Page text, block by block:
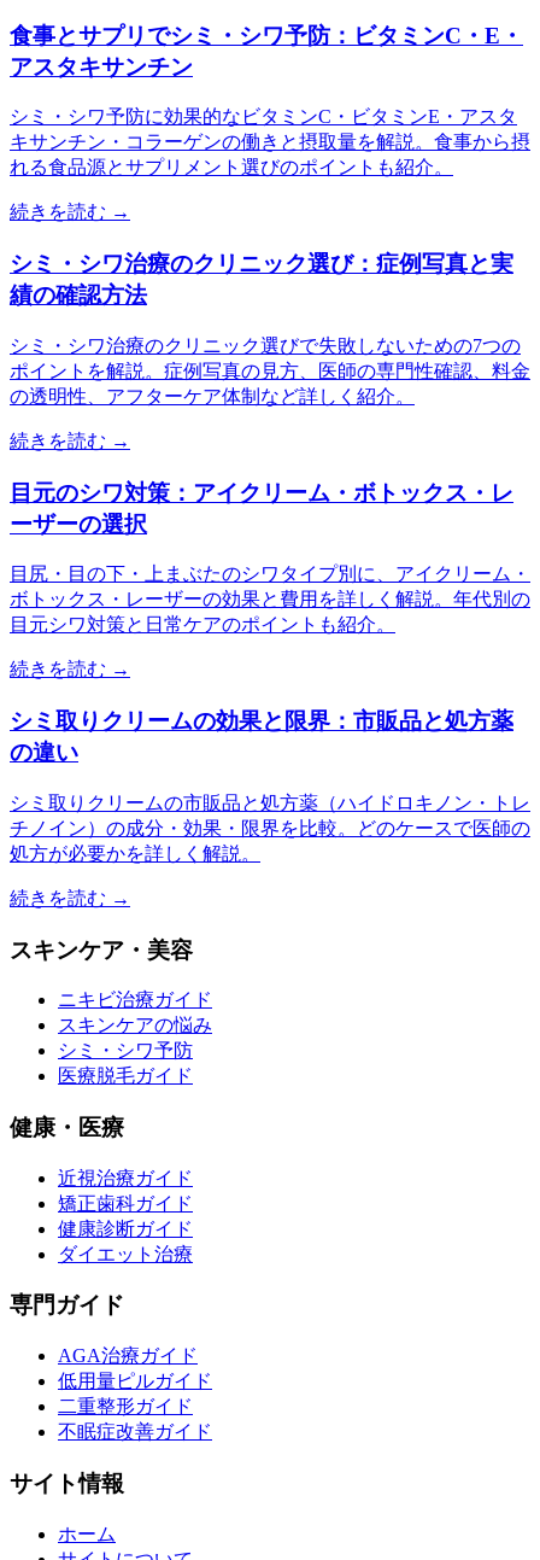
食事とサプリでシミ・シワ予防：ビタミンC・E・
アスタキサンチン
シミ・シワ予防に効果的なビタミンC・ビタミンE・アスタ
キサンチン・コラーゲンの働きと摂取量を解説。食事から摂
れる食品源とサプリメント選びのポイントも紹介。
続きを読む →
シミ・シワ治療のクリニック選び：症例写真と実
績の確認方法
シミ・シワ治療のクリニック選びで失敗しないための7つの
ポイントを解説。症例写真の見方、医師の専門性確認、料金
の透明性、アフターケア体制など詳しく紹介。
続きを読む →
目元のシワ対策：アイクリーム・ボトックス・レ
ーザーの選択
目尻・目の下・上まぶたのシワタイプ別に、アイクリーム・
ボトックス・レーザーの効果と費用を詳しく解説。年代別の
目元シワ対策と日常ケアのポイントも紹介。
続きを読む →
シミ取りクリームの効果と限界：市販品と処方薬
の違い
シミ取りクリームの市販品と処方薬（ハイドロキノン・トレ
チノイン）の成分・効果・限界を比較。どのケースで医師の
処方が必要かを詳しく解説。
続きを読む →
スキンケア・美容
ニキビ治療ガイド
スキンケアの悩み
シミ・シワ予防
医療脱毛ガイド
健康・医療
近視治療ガイド
矯正歯科ガイド
健康診断ガイド
ダイエット治療
専門ガイド
AGA治療ガイド
低用量ピルガイド
二重整形ガイド
不眠症改善ガイド
サイト情報
ホーム